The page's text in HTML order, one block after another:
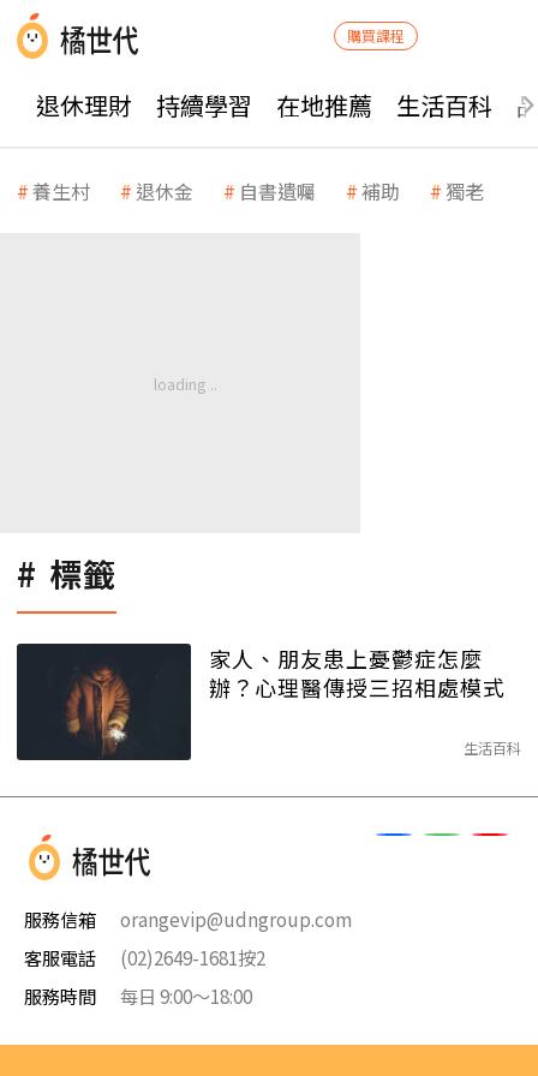
購買課程
退休理財 持續學習 在地推薦 生活百科
養生村 退休金 自書遺囑 補助 獨老
標籤
家人、朋友患上憂鬱症怎麼
辦？心理醫傳授三招相處模式
生活百科
服務信箱
orangevip@udngroup.com
客服電話
(02)2649-1681按2
服務時間
每日 9:00～18:00